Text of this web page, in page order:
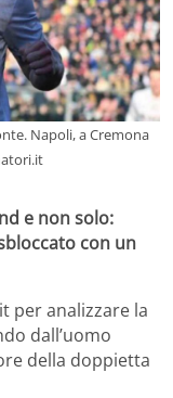
Napoli, a Cremona
e non solo:
con un
per analizzare la
dall’uomo
della doppietta